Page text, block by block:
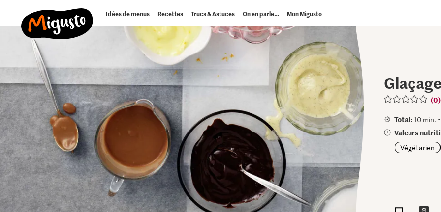
Idées de menus Recettes Trucs & Astuces On en parle… Mon Migusto
(0)
Total:10 min.
Valeurs
Végétarien